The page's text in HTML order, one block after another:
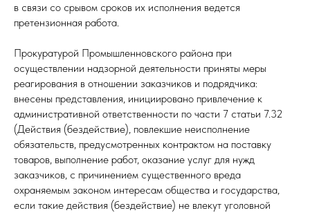
в связи со срывом сроков их исполнения ведется
претензионная работа.
Прокуратурой Промышленновского района при
осуществлении надзорной деятельности приняты меры
реагирования в отношении заказчиков и подрядчика:
внесены представления, инициировано привлечение к
административной ответственности по части 7 статьи 7.32
(Действия (бездействие), повлекшие неисполнение
обязательств, предусмотренных контрактом на поставку
товаров, выполнение работ, оказание услуг для нужд
заказчиков, с причинением существенного вреда
охраняемым законом интересам общества и государства,
если такие действия (бездействие) не влекут уголовной